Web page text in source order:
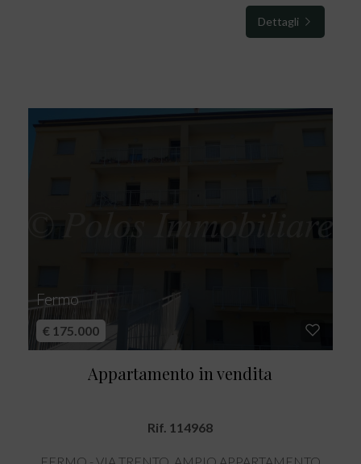
Dettagli
Fermo
€ 175.000
Appartamento in vendita
Rif. 114968